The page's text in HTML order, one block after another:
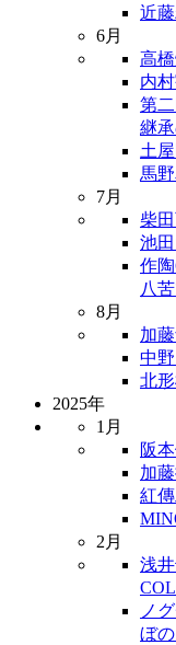
近
6月
高橋
内
第
継
土
馬
7月
柴
池
作
八
8月
加
中
北
2025年
1月
阪
加
紅
2月
浅
ノ
ぼの